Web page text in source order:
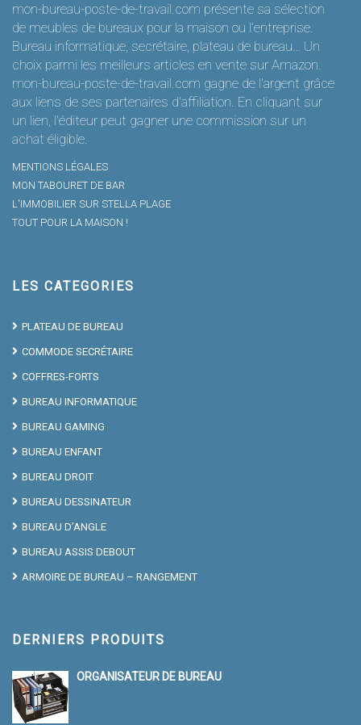
mon-bureau-poste-de-travail.com présente sa sélection
de meubles de bureaux pour la maison ou l’entreprise.
Bureau informatique, secrétaire, plateau de bureau… Un
choix parmi les meilleurs articles en vente sur Amazon.
mon-bureau-poste-de-travail.com gagne de l'argent grâce
aux liens de ses partenaires d'affiliation. En cliquant sur
un lien, l'éditeur peut gagner une commission sur un
achat éligible.
MENTIONS LÉGALES
MON TABOURET DE BAR
L'IMMOBILIER SUR STELLA PLAGE
TOUT POUR LA MAISON !
LES CATEGORIES
PLATEAU DE BUREAU
COMMODE SECRÉTAIRE
COFFRES-FORTS
BUREAU INFORMATIQUE
BUREAU GAMING
BUREAU ENFANT
BUREAU DROIT
BUREAU DESSINATEUR
BUREAU D’ANGLE
BUREAU ASSIS DEBOUT
ARMOIRE DE BUREAU – RANGEMENT
DERNIERS PRODUITS
ORGANISATEUR DE BUREAU